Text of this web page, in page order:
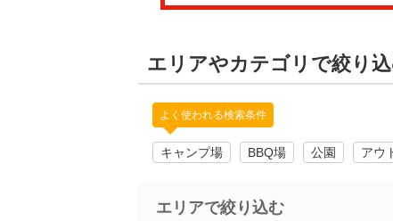
エリアやカテゴリで絞り
よく使われる検索条件
キャンプ場 BBQ場 公園 アウ
エリアで絞り込む